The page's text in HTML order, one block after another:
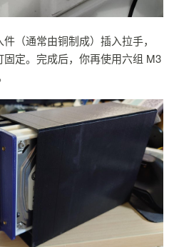
（通常由铜制成）插入拉手，
定。完成后，你再使用六组 M3